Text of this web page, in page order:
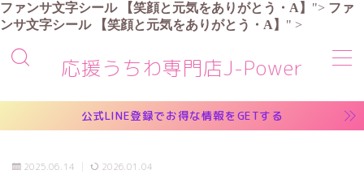
ファンサ文字シール 【笑顔と元気をありがとう・A】 "> ファ
ンサ文字シール
【笑顔と元気をありがとう・A】 " >
応援うちわ専門店J-Power
MENU
お買い物ガイド
公式LINE登録でお得な情報をGETする
2025.06.14 2026.01.04